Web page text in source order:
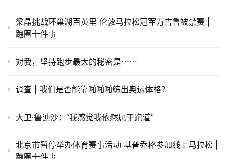
梁晶挑战环巢湖百英里 伦敦马拉松冠军万吉鲁被禁赛 |
跑圈十件事
对我，坚持跑步最大的秘密是⋯⋯
调查 | 我们是否能靠啪啪啪练出奥运体格？
大卫·鲁迪沙：“我感觉我依然属于跑道”
北京市暂停举办体育赛事活动 基普乔格参加线上马拉松 |
跑圈十件事